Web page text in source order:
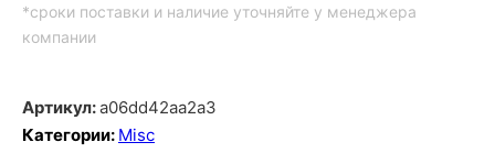
*сроки поставки и наличие уточняйте у менеджера
компании
Артикул:a06dd42aa2a3
Категории: Misc